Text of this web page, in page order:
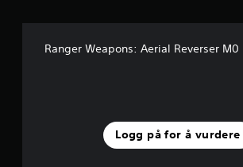
Ranger Weapons: Aerial Reverser M0
Logg på for å vurdere